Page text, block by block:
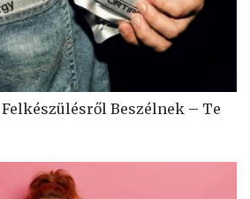
Beszélnek – Te